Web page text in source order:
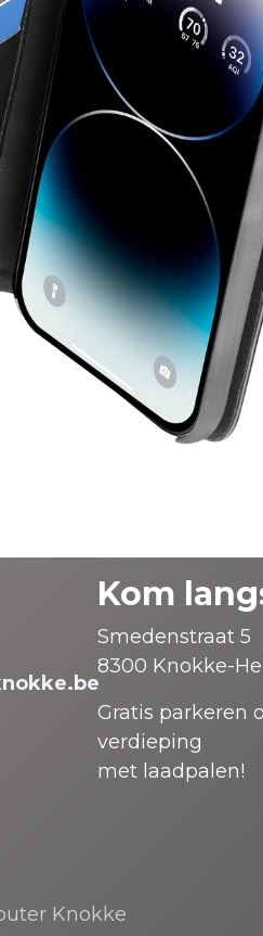
Kom
Smedenstraat 5
8300 Knokke-
Gratis parkeren
verdieping
met laadpalen!
Knokke